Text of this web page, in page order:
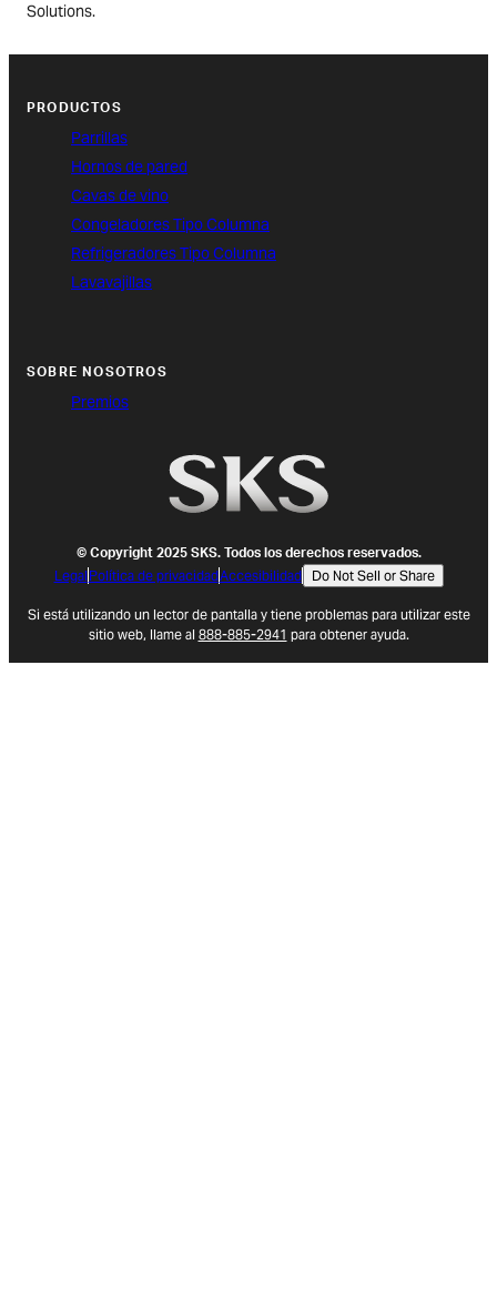
Solutions.
PRODUCTOS
Parrillas
Hornos de pared
Cavas de vino
Congeladores Tipo Columna
Refrigeradores Tipo Columna
Lavavajillas
SOBRE NOSOTROS
Premios
© Copyright 2025 SKS. Todos los derechos reservados.
Legal Política de privacidadAccesibilidad Do Not Sell or Share
Si está utilizando un lector de pantalla y tiene problemas para utilizar este
sitio web, llame al 888-885-2941 para obtener ayuda.